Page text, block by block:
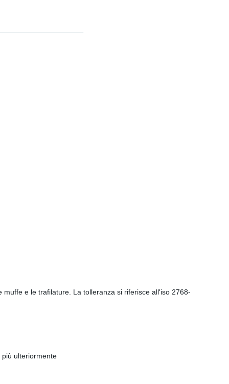
e le trafilature. La tolleranza si riferisce all'iso 2768-
ulteriormente